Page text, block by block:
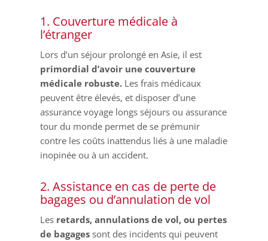
1. Couverture médicale à
l’étranger
Lors d’un séjour prolongé en Asie, il est
primordial d’avoir une couverture
médicale robuste. Les frais médicaux
peuvent être élevés, et disposer d’une
assurance voyage longs séjours ou assurance
tour du monde permet de se prémunir
contre les coûts inattendus liés à une maladie
inopinée ou à un accident.
2. Assistance en cas de perte de
bagages ou d’annulation de vol
Les retards, annulations de vol, ou pertes
de bagages sont des incidents qui peuvent